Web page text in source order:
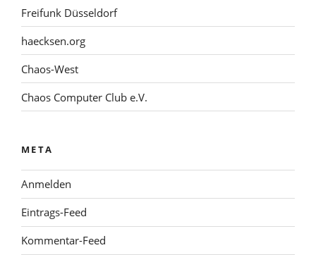
Freifunk Düsseldorf
haecksen.org
Chaos-West
Chaos Computer Club e.V.
META
Anmelden
Eintrags-Feed
Kommentar-Feed